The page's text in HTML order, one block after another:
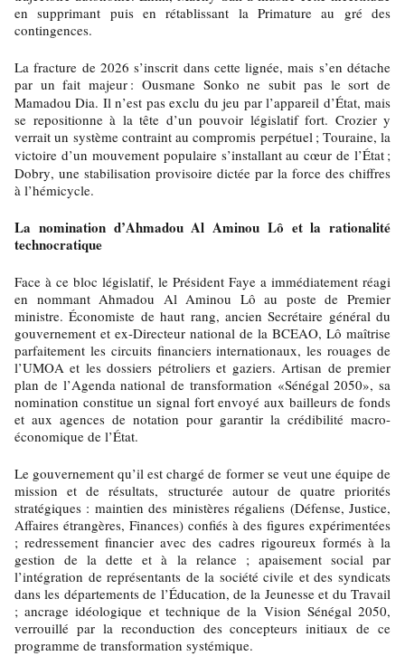
en supprimant puis en rétablissant la Primature au gré des
contingences.
La fracture de 2026 s’inscrit dans cette lignée, mais s’en détache
par un fait majeur : Ousmane Sonko ne subit pas le sort de
Mamadou Dia. Il n’est pas exclu du jeu par l’appareil d’État, mais
se repositionne à la tête d’un pouvoir législatif fort. Crozier y
verrait un système contraint au compromis perpétuel ; Touraine, la
victoire d’un mouvement populaire s’installant au cœur de l’État ;
Dobry, une stabilisation provisoire dictée par la force des chiffres
à l’hémicycle.
La nomination d’Ahmadou Al Aminou Lô et la rationalité
technocratique
Face à ce bloc législatif, le Président Faye a immédiatement réagi
en nommant Ahmadou Al Aminou Lô au poste de Premier
ministre. Économiste de haut rang, ancien Secrétaire général du
gouvernement et ex-Directeur national de la BCEAO, Lô maîtrise
parfaitement les circuits financiers internationaux, les rouages de
l’UMOA et les dossiers pétroliers et gaziers. Artisan de premier
plan de l’Agenda national de transformation «Sénégal 2050», sa
nomination constitue un signal fort envoyé aux bailleurs de fonds
et aux agences de notation pour garantir la crédibilité macro-
économique de l’État.
Le gouvernement qu’il est chargé de former se veut une équipe de
mission et de résultats, structurée autour de quatre priorités
stratégiques : maintien des ministères régaliens (Défense, Justice,
Affaires étrangères, Finances) confiés à des figures expérimentées
; redressement financier avec des cadres rigoureux formés à la
gestion de la dette et à la relance ; apaisement social par
l’intégration de représentants de la société civile et des syndicats
dans les départements de l’Éducation, de la Jeunesse et du Travail
; ancrage idéologique et technique de la Vision Sénégal 2050,
verrouillé par la reconduction des concepteurs initiaux de ce
programme de transformation systémique.